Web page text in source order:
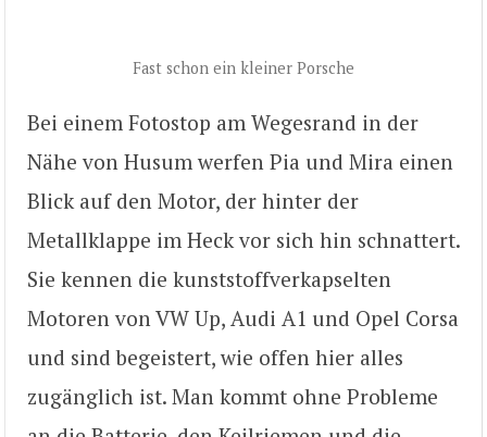
Fast schon ein kleiner Porsche
Bei einem Fotostop am Wegesrand in der
Nähe von Husum werfen Pia und Mira einen
Blick auf den Motor, der hinter der
Metallklappe im Heck vor sich hin schnattert.
Sie kennen die kunststoffverkapselten
Motoren von VW Up, Audi A1 und Opel Corsa
und sind begeistert, wie offen hier alles
zugänglich ist. Man kommt ohne Probleme